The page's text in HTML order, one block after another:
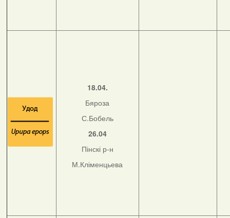
18.04.
Бяроза
С.Бобель
26.04
Пінскі р-н
М.Кліменцьева